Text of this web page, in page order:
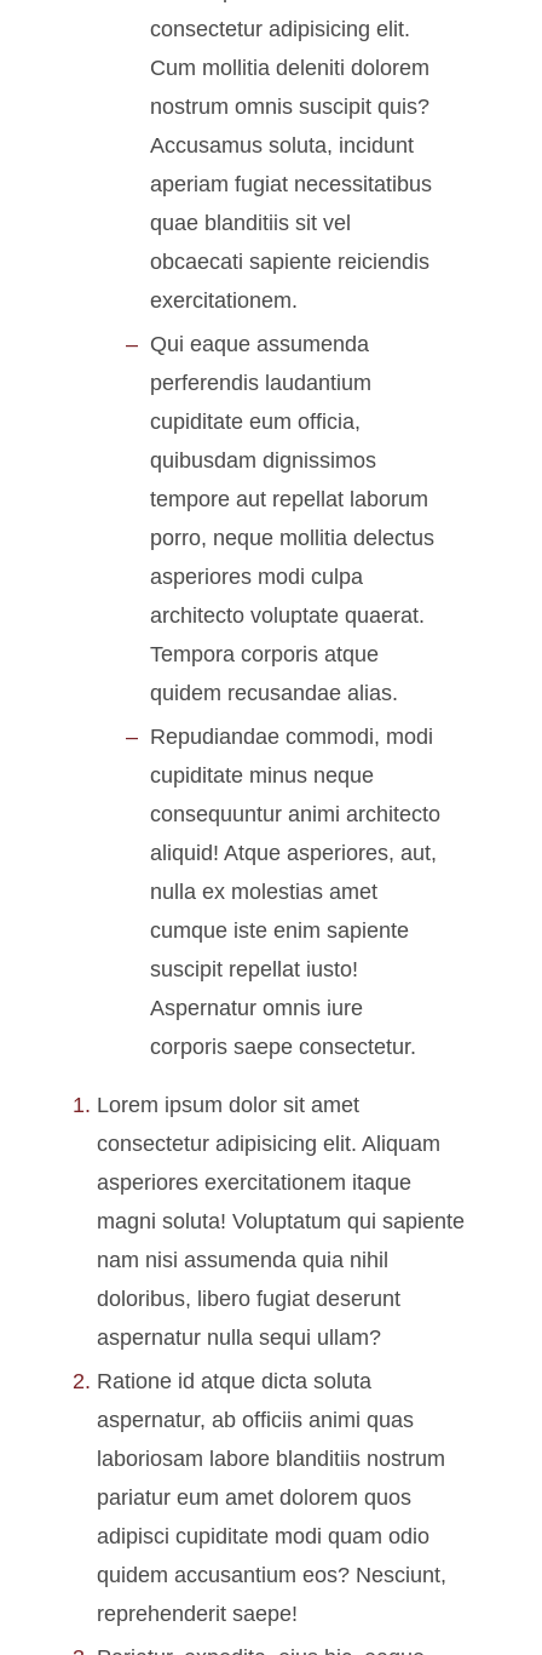
consectetur adipisicing elit.
Cum mollitia deleniti dolorem
nostrum omnis suscipit quis?
Accusamus soluta, incidunt
aperiam fugiat necessitatibus
quae blanditiis sit vel
obcaecati sapiente reiciendis
exercitationem.
Qui eaque assumenda
perferendis laudantium
cupiditate eum officia,
quibusdam dignissimos
tempore aut repellat laborum
porro, neque mollitia delectus
asperiores modi culpa
architecto voluptate quaerat.
Tempora corporis atque
quidem recusandae alias.
Repudiandae commodi, modi
cupiditate minus neque
consequuntur animi architecto
aliquid! Atque asperiores, aut,
nulla ex molestias amet
cumque iste enim sapiente
suscipit repellat iusto!
Aspernatur omnis iure
corporis saepe consectetur.
Lorem ipsum dolor sit amet
consectetur adipisicing elit. Aliquam
asperiores exercitationem itaque
magni soluta! Voluptatum qui sapiente
nam nisi assumenda quia nihil
doloribus, libero fugiat deserunt
aspernatur nulla sequi ullam?
Ratione id atque dicta soluta
aspernatur, ab officiis animi quas
laboriosam labore blanditiis nostrum
pariatur eum amet dolorem quos
adipisci cupiditate modi quam odio
quidem accusantium eos? Nesciunt,
reprehenderit saepe!